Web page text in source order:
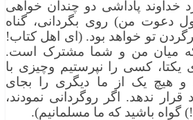
خداوند پاداشی دو چندان خواهی
دعوت من) روی بگردانی، گناه
تو خواهد بود. (ای اهل كتاب!
كه میان من و شما مشترک است.
یكتا، كسی را نپرستیم وچیزی با
و هیچ یک از ما دیگری را بجای
قرار ندهد. اگر روگردانی نمودند،
گواه باشید كه ما مسلمانیم).